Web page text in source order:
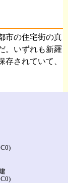
市の住宅街の真
。いずれも新羅
されていて、